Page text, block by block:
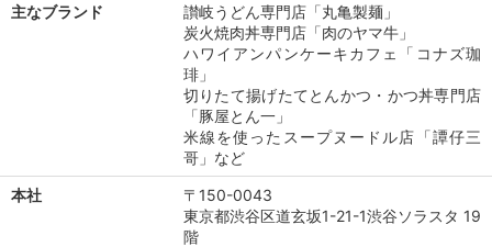
主なブランド
讃岐うどん専門店「丸亀製麺」
炭火焼肉丼専門店「肉のヤマ牛」
ハワイアンパンケーキカフェ「コナズ珈
琲」
切りたて揚げたてとんかつ・かつ丼専門店
「豚屋とん一」
米線を使ったスープヌードル店「譚仔三
哥」など
本社
〒150-0043
東京都渋谷区道玄坂1-21-1渋谷ソラスタ 19
階